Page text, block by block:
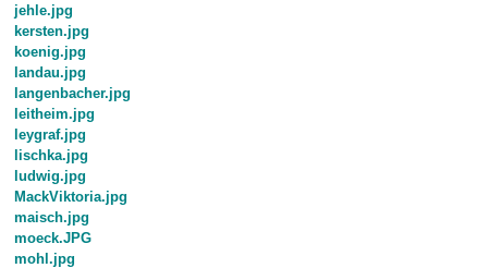
jehle.jpg
kersten.jpg
koenig.jpg
landau.jpg
langenbacher.jpg
leitheim.jpg
leygraf.jpg
lischka.jpg
ludwig.jpg
MackViktoria.jpg
maisch.jpg
moeck.JPG
mohl.jpg